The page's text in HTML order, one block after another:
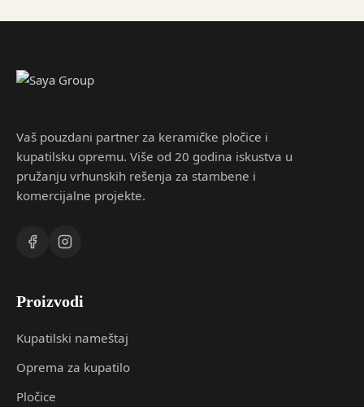
Vaš pouzdani partner za keramičke pločice i
kupatilsku opremu. Više od 20 godina iskustva u
pružanju vrhunskih rešenja za stambene i
komercijalne projekte.
Proizvodi
Kupatilski nameštaj
Oprema za kupatilo
Pločice